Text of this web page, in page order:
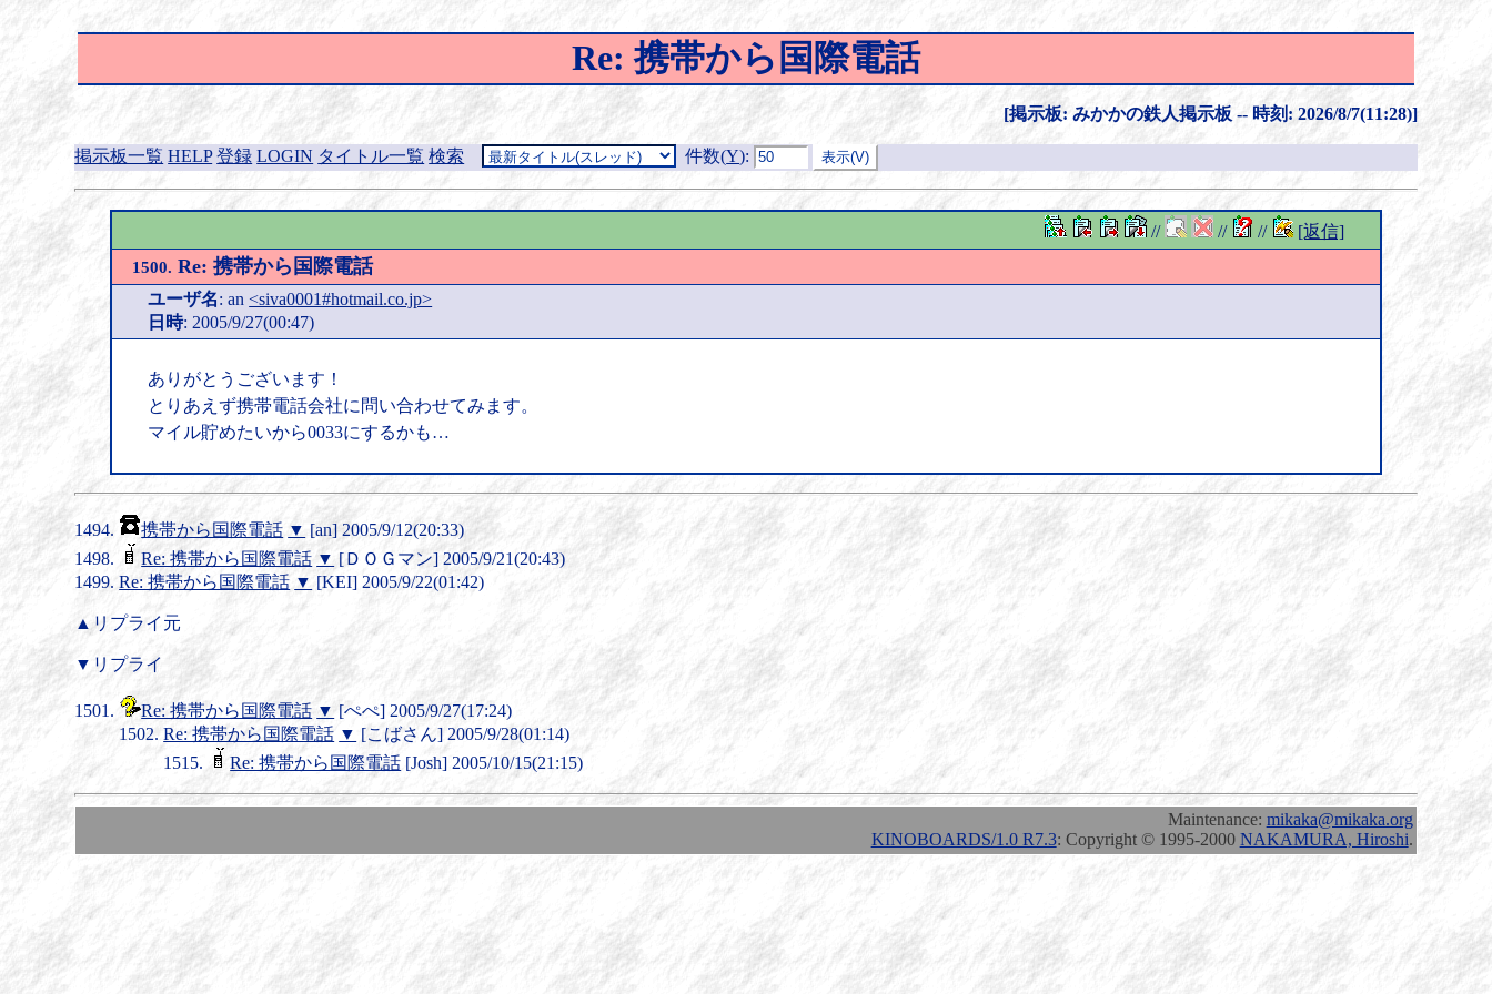
Re: 携帯から国際電話
[掲示板: みかかの鉄人掲示板 -- 時刻: 2026/8/7(11:28)]
掲示板一覧 HELP 登録 LOGIN タイトル一覧 検索 件数(Y):
// // // [返信]
1500. Re: 携帯から国際電話
ユーザ名: an <siva0001#hotmail.co.jp>
日時: 2005/9/27(00:47)
ありがとうございます！
とりあえず携帯電話会社に問い合わせてみます。
マイル貯めたいから0033にするかも…
携帯から国際電話 ▼ [an] 2005/9/12(20:33)
Re: 携帯から国際電話 ▼ [ＤＯＧマン] 2005/9/21(20:43)
Re: 携帯から国際電話 ▼ [KEI] 2005/9/22(01:42)
▲リプライ元
▼リプライ
Re: 携帯から国際電話 ▼ [ぺぺ] 2005/9/27(17:24)
Re: 携帯から国際電話 ▼ [こばさん] 2005/9/28(01:14)
Re: 携帯から国際電話 [Josh] 2005/10/15(21:15)
Maintenance: mikaka@mikaka.org
KINOBOARDS/1.0 R7.3: Copyright © 1995-2000 NAKAMURA, Hiroshi.